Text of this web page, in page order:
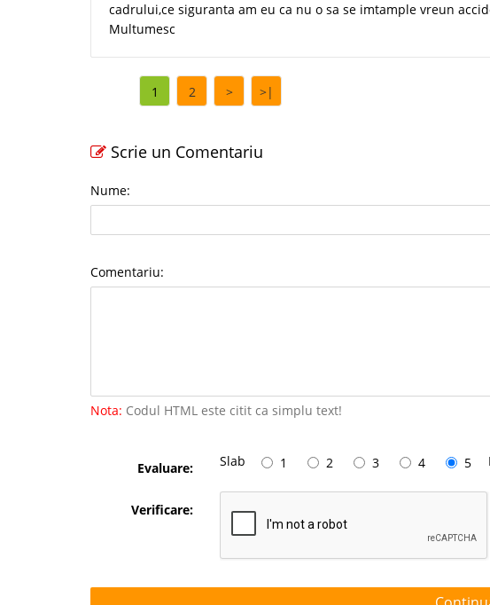
cadrului,ce siguranta am eu ca nu o sa se imtample vreun
Multumesc
1 2 > >|
Scrie un Comentariu
Nume:
Comentariu:
Nota: Codul HTML este citit ca simplu text!
Evaluare: Slab 1 2 3 4 5
Verificare: